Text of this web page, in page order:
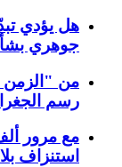
هل يؤدي
جوهري
من "الزمن
رسم
مع مرور
استنزاف